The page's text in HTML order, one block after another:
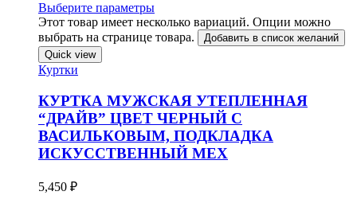
Выберите параметры
Этот товар имеет несколько вариаций. Опции можно
выбрать на странице товара.
Добавить в список желаний
Quick view
Куртки
КУРТКА МУЖСКАЯ УТЕПЛЕННАЯ
“ДРАЙВ” ЦВЕТ ЧЕРНЫЙ С
ВАСИЛЬКОВЫМ, ПОДКЛАДКА
ИСКУССТВЕННЫЙ МЕХ
5,450 ₽